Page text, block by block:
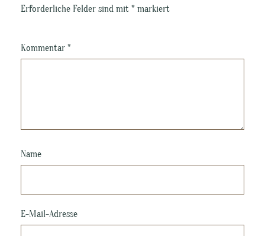
Erforderliche Felder sind mit * markiert
Kommentar *
Name
E-Mail-Adresse